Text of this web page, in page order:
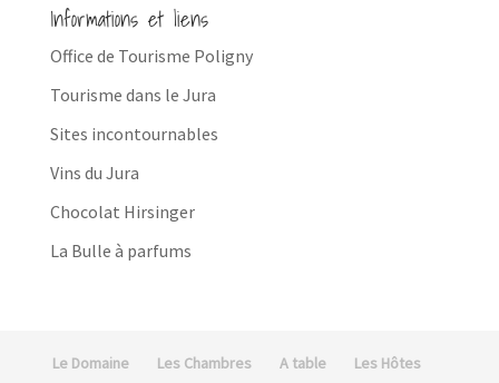
Informations et liens
Office de Tourisme Poligny
Tourisme dans le Jura
Sites incontournables
Vins du Jura
Chocolat Hirsinger
La Bulle à parfums
Le Domaine Les Chambres A table
Les Hôtes